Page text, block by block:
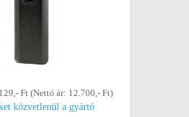
Ft (Nettó ár: 12.700,- Ft)
közvetlenül a gyártó